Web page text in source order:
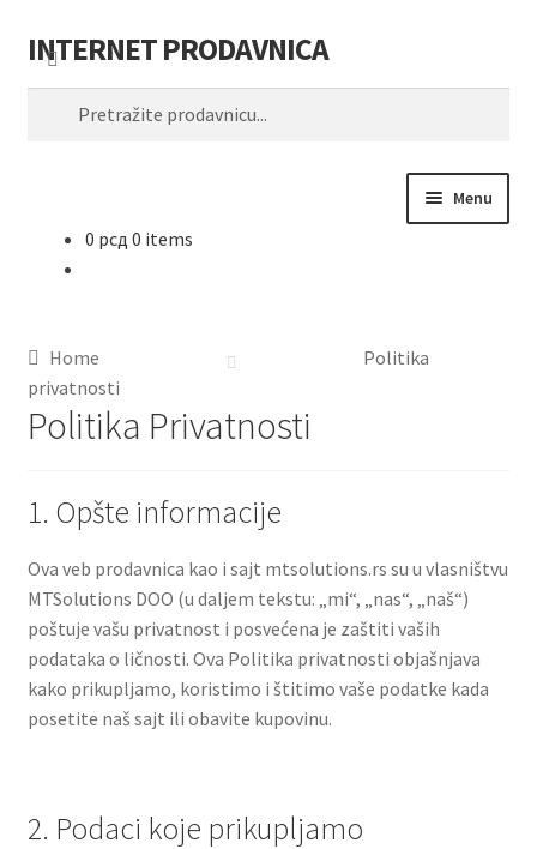
Skip
navigation
Skip
content
INTERNET PRODAVNICA
Search
Menu
RIBONI
DRUM UNIT
IoT
KANCELARIJA
AKCIJA
0 рсд 0 items
Home
Politika
privatnosti
Politika Privatnosti
1. Opšte informacije
Ova veb prodavnica kao i sajt mtsolutions.rs su u vlasništvu
MTSolutions DOO (u daljem tekstu: „mi“, „nas“, „naš“)
poštuje vašu privatnost i posvećena je zaštiti vaših
podataka o ličnosti. Ova Politika privatnosti objašnjava
kako prikupljamo, koristimo i štitimo vaše podatke kada
posetite naš sajt ili obavite kupovinu.
2. Podaci koje prikupljamo